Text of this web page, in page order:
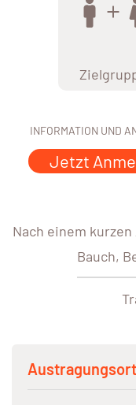
INFORMATION UND
Jetzt
Nach einem
Bauch,
Austragungsort